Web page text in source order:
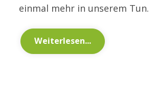
einmal mehr in unserem Tun.
Weiterlesen...